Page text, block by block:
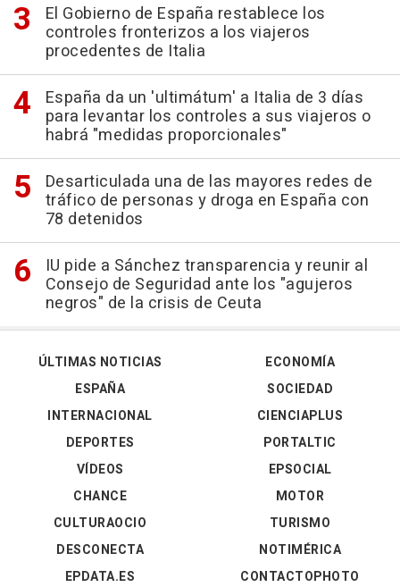
El Gobierno de España restablece los
controles fronterizos a los viajeros
procedentes de Italia
España da un 'ultimátum' a Italia de 3 días
para levantar los controles a sus viajeros o
habrá "medidas proporcionales"
Desarticulada una de las mayores redes de
tráfico de personas y droga en España con
78 detenidos
IU pide a Sánchez transparencia y reunir al
Consejo de Seguridad ante los "agujeros
negros" de la crisis de Ceuta
ÚLTIMAS NOTICIAS
ESPAÑA
INTERNACIONAL
DEPORTES
VÍDEOS
ECONOMÍA
SOCIEDAD
CIENCIAPLUS
PORTALTIC
EPSOCIAL
CHANCE
CULTURAOCIO
DESCONECTA
EPDATA.ES
MOTOR
TURISMO
NOTIMÉRICA
CONTACTOPHOTO